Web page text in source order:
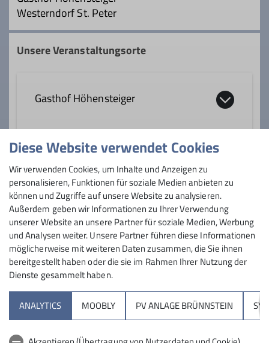
Westerndorf St. Peter
Unsere Veranstaltungsorte
Gasthof Höhensteiger
Westerndorfer Str. 101
83024 Rosenheim
Preis
Eintritt 5 €
Sektion
Diese Website verwendet Cookies
Wir verwenden Cookies, um Inhalte und Anzeigen zu
personalisieren, Funktionen für soziale Medien anbieten zu
können und Zugriffe auf unsere Website zu analysieren.
Außerdem geben wir Informationen zu Ihrer Verwendung
unserer Website an unsere Partner für soziale Medien, Werbung
und Analysen weiter. Unsere Partner führen diese Informationen
möglicherweise mit weiteren Daten zusammen, die Sie ihnen
bereitgestellt haben oder die sie im Rahmen Ihrer Nutzung der
Dienste gesammelt haben.
ANALYTICS MOOBLY PV ANLAGE BRÜNNSTEIN